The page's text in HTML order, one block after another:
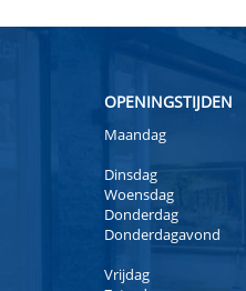
OPENINGSTIJDEN
Maandag
Dinsdag
Woensdag
Donderdag
Donderdagavond
Vrijdag